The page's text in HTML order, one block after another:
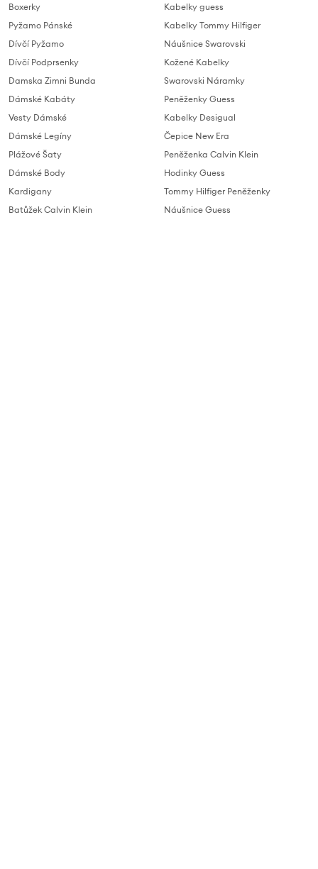
Boxerky
Pyžamo Pánské
Dívčí Pyžamo
Dívčí Podprsenky
Damska Zimni Bunda
Dámské Kabáty
Vesty Dámské
Dámské Legíny
Plážové Šaty
Dámské Body
Kardigany
Batůžek Calvin Klein
Kabelky guess
Kabelky Tommy Hilfiger
Náušnice Swarovski
Kožené Kabelky
Swarovski Náramky
Peněženky Guess
Kabelky Desigual
Čepice New Era
Peněženka Calvin Klein
Hodinky Guess
Tommy Hilfiger Peněženky
Náušnice Guess